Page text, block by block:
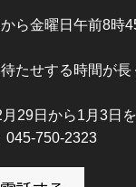
ら金曜日午前8時
たせする時間が長
29日から1月3日を
045-750-2323